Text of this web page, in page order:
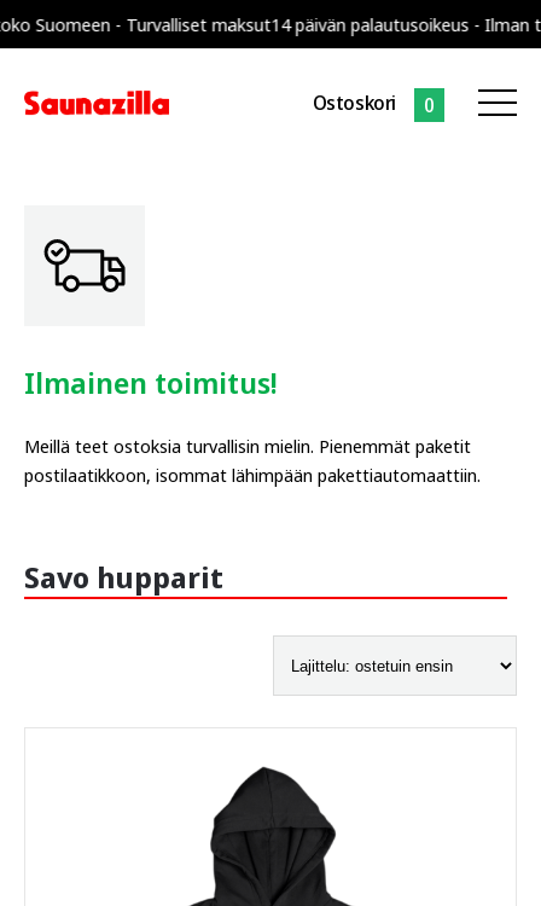
Suomeen - Turvalliset maksut14 päivän palautusoikeus - Ilman
Ostoskori 0
Ilmainen toimitus!
Meillä teet ostoksia turvallisin mielin. Pienemmät paketit
postilaatikkoon, isommat lähimpään pakettiautomaattiin.
Savo hupparit